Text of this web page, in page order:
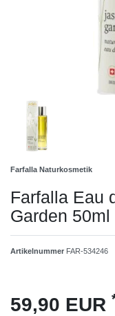
Farfalla Naturkosmetik
Farfalla Eau
Garden 50ml
Artikelnummer FAR-534246
59,90 EUR